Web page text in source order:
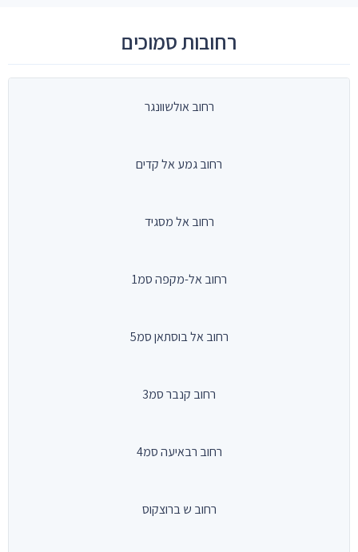
רחובות סמוכים
רחוב אולשוונגר
רחוב גמע אל קדים
רחוב אל מסגיד
רחוב אל-מקפה סמ1
רחוב אל בוסתאן סמ5
רחוב קנבר סמ3
רחוב רבאיעה סמ4
רחוב ש ברוצקוס